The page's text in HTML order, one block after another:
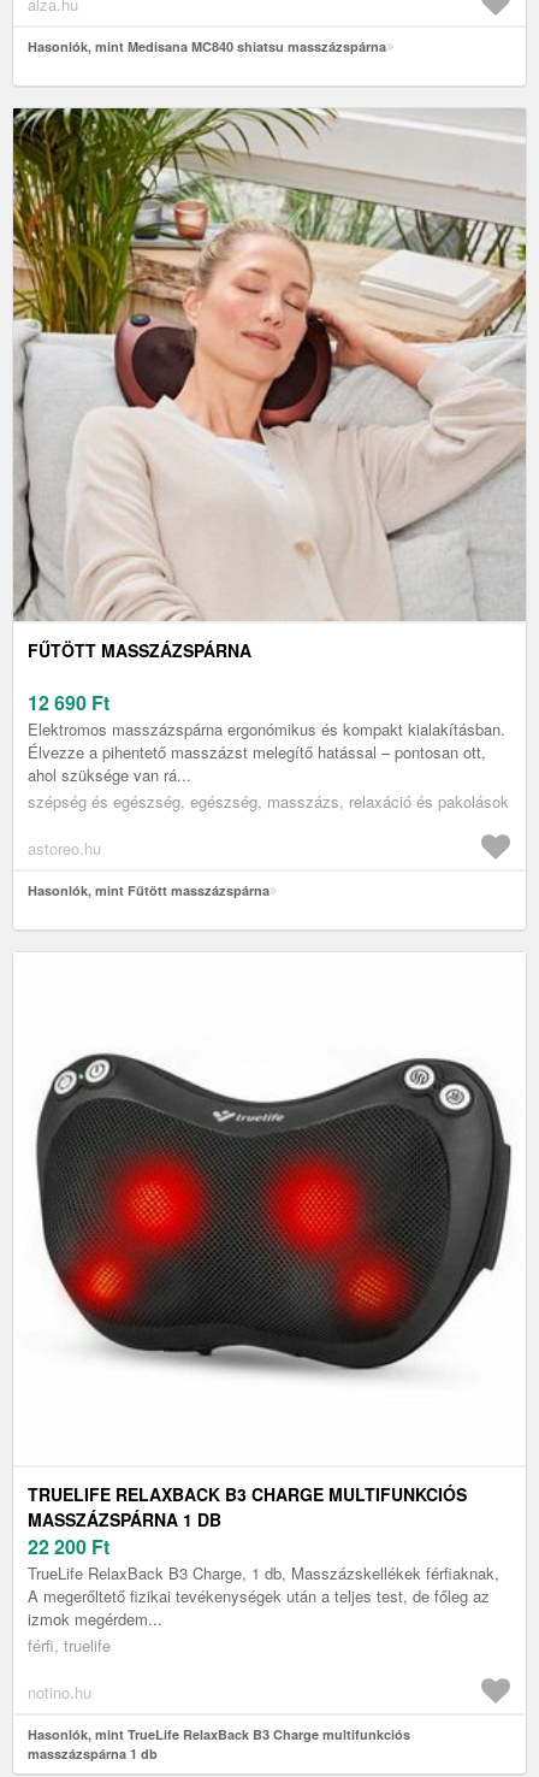
alza.hu
Hasonlók, mint Medisana MC840 shiatsu masszázspárna
FŰTÖTT MASSZÁZSPÁRNA
12 690 Ft
Elektromos masszázspárna ergonómikus és kompakt kialakításban.
Élvezze a pihentető masszázst melegítő hatással – pontosan ott,
ahol szüksége van rá...
szépség és egészség, egészség, masszázs, relaxáció és pakolások
astoreo.hu
Hasonlók, mint Fűtött masszázspárna
TRUELIFE RELAXBACK B3 CHARGE MULTIFUNKCIÓS
MASSZÁZSPÁRNA 1 DB
22 200 Ft
TrueLife RelaxBack B3 Charge, 1 db, Masszázskellékek férfiaknak,
A megerőltető fizikai tevékenységek után a teljes test, de főleg az
izmok megérdem...
férfi, truelife
notino.hu
Hasonlók, mint TrueLife RelaxBack B3 Charge multifunkciós
masszázspárna 1 db